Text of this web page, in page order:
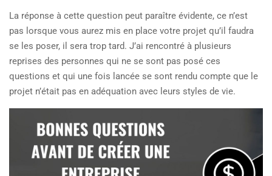
La réponse à cette question peut paraître évidente, ce n’est
pas lorsque vous aurez mis en place votre projet qu’il faudra
se les poser, il sera trop tard. J’ai rencontré à plusieurs
reprises des personnes qui ne se sont pas posé ces
questions et qui une fois lancée se sont rendu compte que le
projet n’était pas en adéquation avec leurs styles de vie.